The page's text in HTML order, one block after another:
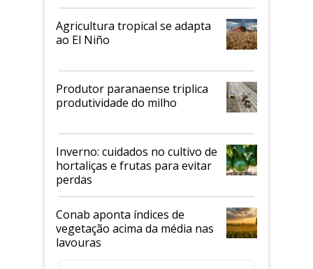
Agricultura tropical se adapta
ao El Niño
Produtor paranaense triplica
produtividade do milho
Inverno: cuidados no cultivo de
hortaliças e frutas para evitar
perdas
Conab aponta índices de
vegetação acima da média nas
lavouras